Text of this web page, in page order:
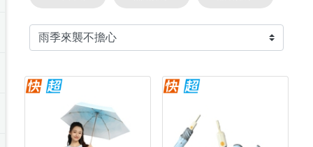
湯類/湯塊
泡麵 / 麵條 麵條/快煮麵/米粉
堅果/海苔
糖果/巧克力 碳酸/礦泉水
沖調穀粉/隨手包
特色茶品 奶茶/花草茶
可可/糖/奶精
口腔清潔
開架/身體保養
電池/延長線
傢飾/收納/衛浴 衛浴/毛巾
箱購免運區
漂白水/柔軟精
居家清潔 居家清潔/除濕芳
成人/嬰兒紙尿褲
成人紙尿褲
快煮壺/烘碗機
生活家電 手機/平板周邊
玩具/擺設小物
休閒/運動 測量/護具/其他
男/女/機能包
居家/汽百用品
主題專區 這夏不怕熱